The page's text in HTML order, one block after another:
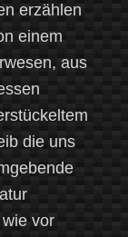
erzählen
einem
aus
die uns
vor